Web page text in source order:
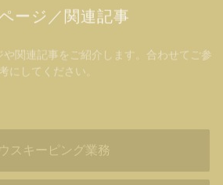
ージ／関連記事
や関連記事をご紹介します。合わせてご参
考にしてください。
チュワード業務